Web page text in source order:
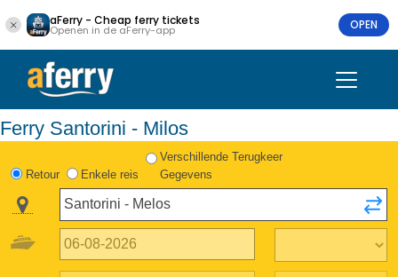
aFerry - Cheap ferry tickets
Openen in de aFerry-app OPEN
Ferry Santorini - Milos
Retour Enkele reis
Verschillende Terugkeer
Gegevens